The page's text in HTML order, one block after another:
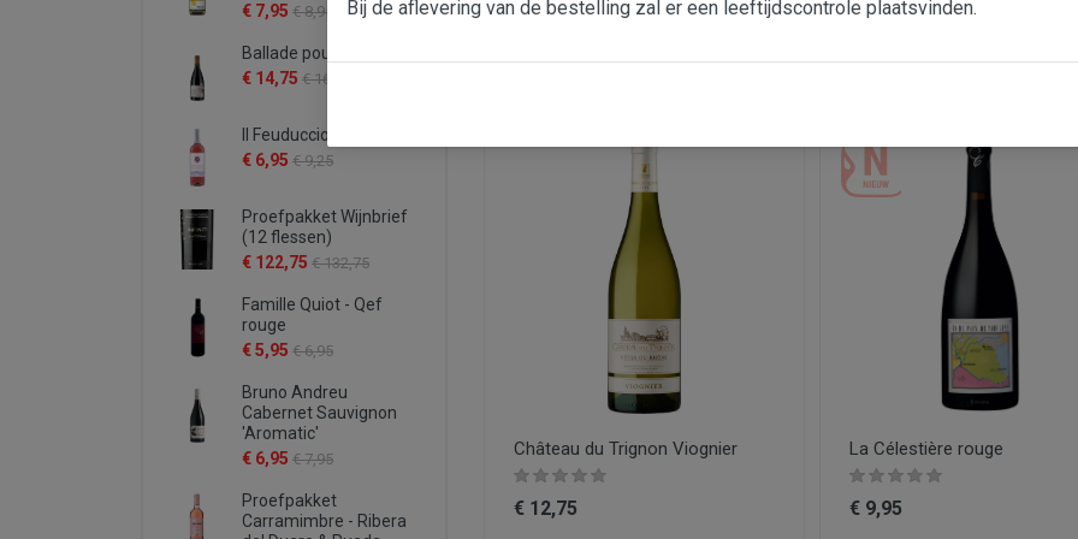
€ 7,95 € 8,95
Ballade pour Mistral
€ 14,75 € 16,95
Il Feuduccio rosato
€ 6,95 € 9,25
Proefpakket Wijnbrief
(12 flessen)
€ 122,75 € 132,75
Famille Quiot - Qef
rouge
€ 5,95 € 6,95
Bruno Andreu
Cabernet Sauvignon
'Aromatic'
€ 6,95 € 7,95
Proefpakket
Carramimbre - Ribera
€ 9,95 € 10,75
Château du Trignon Viognier
€ 12,75
La Célestière rouge
€ 9,95
Bij de aflevering van de bestelling zal er een leeftijdscontrole plaatsvinden.